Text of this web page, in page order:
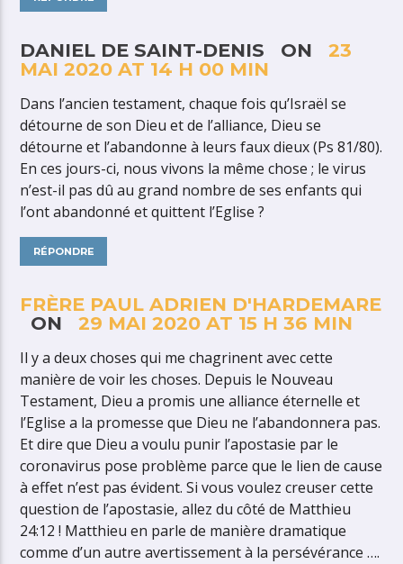
DANIEL DE SAINT-DENIS ON23
MAI 2020 AT 14 H 00 MIN
Dans l’ancien testament, chaque fois qu’Israël se
détourne de son Dieu et de l’alliance, Dieu se
détourne et l’abandonne à leurs faux dieux (Ps 81/80).
En ces jours-ci, nous vivons la même chose ; le virus
n’est-il pas dû au grand nombre de ses enfants qui
l’ont abandonné et quittent l’Eglise ?
RÉPONDRE
FRÈRE PAUL ADRIEN D'HARDEMARE
ON29 MAI 2020 AT 15 H 36 MIN
Il y a deux choses qui me chagrinent avec cette
manière de voir les choses. Depuis le Nouveau
Testament, Dieu a promis une alliance éternelle et
l’Eglise a la promesse que Dieu ne l’abandonnera pas.
Et dire que Dieu a voulu punir l’apostasie par le
coronavirus pose problème parce que le lien de cause
à effet n’est pas évident. Si vous voulez creuser cette
question de l’apostasie, allez du côté de Matthieu
24:12 ! Matthieu en parle de manière dramatique
comme d’un autre avertissement à la persévérance ….